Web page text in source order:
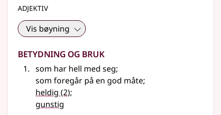
adjektiv
Vis bøyning
Betydning og bruk
som har hell med seg;
som foregår på en god måte;
heldig (2);
gunstig